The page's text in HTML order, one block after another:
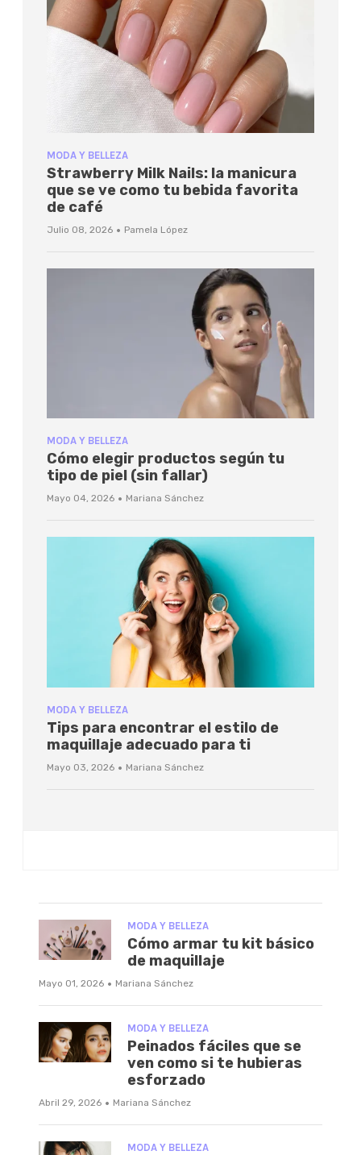
MODA Y BELLEZA
Strawberry Milk Nails: la manicura
que se ve como tu bebida favorita
de café
Julio 08, 2026 · Pamela López
MODA Y BELLEZA
Cómo elegir productos según tu
tipo de piel (sin fallar)
Mayo 04, 2026 · Mariana Sánchez
MODA Y BELLEZA
Tips para encontrar el estilo de
maquillaje adecuado para ti
Mayo 03, 2026 · Mariana Sánchez
MODA Y BELLEZA
Cómo armar tu kit básico
de maquillaje
Mayo 01, 2026 · Mariana Sánchez
MODA Y BELLEZA
Peinados fáciles que se
ven como si te hubieras
esforzado
Abril 29, 2026 · Mariana Sánchez
MODA Y BELLEZA